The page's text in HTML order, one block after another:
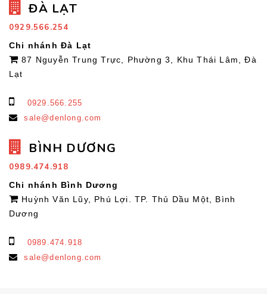
ĐÀ LẠT
0929.566.254
Chi nhánh Đà Lạt
87 Nguyễn Trung Trực, Phường 3, Khu Thái Lâm, Đà
Lạt
0929.566.255
sale@denlong.com
BÌNH DƯƠNG
0989.474.918
Chi nhánh Bình Dương
Huỳnh Văn Lũy, Phú Lợi. TP. Thủ Dầu Một, Bình
Dương
0989.474.918
sale@denlong.com